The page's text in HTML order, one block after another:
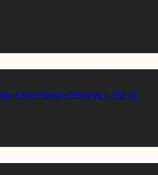
Cinta Púrpura Reserva x 750 ml.